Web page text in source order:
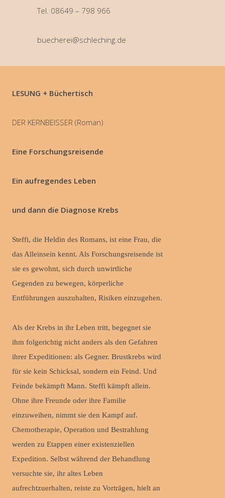
Tel. 08649 – 798 966
buecherei@schleching.de
LESUNG + Büchertisch
DER KERNBEISSER (Roman)
Eine Forschungsreisende
Ein aufregendes Leben
und dann die Diagnose Krebs
Steffi, die Heldin des Romans, ist eine Frau, die
das Alleinsein kennt. Als Forschungsreisende ist
sie es gewohnt, sich durch unwirtliche
Gegenden zu bewegen, körperliche
Entführungen auszuhalten, Risiken einzugehen.
Als der Krebs in ihr Leben tritt, begegnet sie
ihm folgerichtig nicht anders als den Gefahren
ihrer Expeditionen: als Gegner. Brustkrebs wird
für sie kein Schicksal, sondern ein Feind. Und
Feinde bekämpft Mann. Steffi kämpft allein.
Ohne ihre Freunde oder ihre Familie
einzuweihen, nimmt sie den Kampf auf.
Chemotherapie, Operation und Bestrahlung
werden zu Etappen einer existenziellen
Expedition. Selbst während der Behandlung
versuchte sie, ihr altes Leben
aufrechtzuerhalten, reiste zu Vorträgen, hielt an